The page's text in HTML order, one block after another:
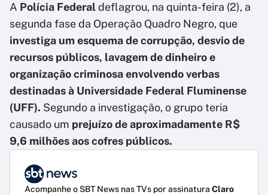
A Polícia Federaldeflagrou, na quinta-feira (2), a
segunda fase da Operação Quadro Negro, que
investiga um esquema de corrupção, desvio de
recursos públicos, lavagem de dinheiro e
organização criminosa envolvendo verbas
destinadas à Universidade Federal Fluminense
(UFF). Segundo a investigação, o grupo teria
causado um prejuízo de aproximadamente R$
9,6 milhões aos cofres públicos.
Acompanhe o SBT News nas TVs por assinatura Claro